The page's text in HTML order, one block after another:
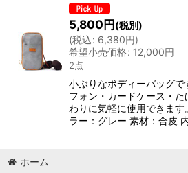
5,800円(税別)
(税込: 6,380円)
希望小売価格: 12,000円
2点
小ぶりなボディーバッグで
フォン・カードケース・
わりに気軽に使用できます
ラー：グレー 素材：合皮
ホーム